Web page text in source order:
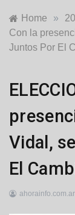
Home »
Con la
Juntos Por El
Nacionales ,
Política
Vidal,
El
ahorainfo.com.ar